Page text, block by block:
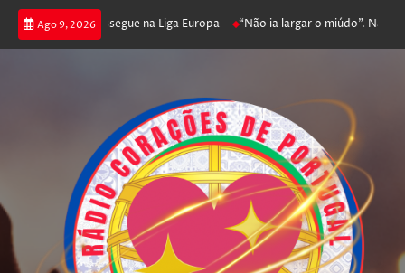
Ago 9, 2026
poker e prossegue na Liga Europa “Não ia largar o miúdo”. Nadador-